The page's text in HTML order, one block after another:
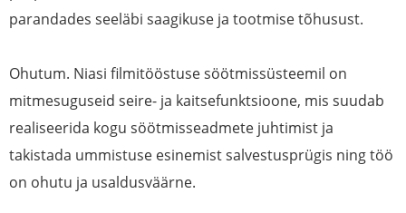
parandades seeläbi saagikuse ja tootmise tõhusust.
Ohutum. Niasi filmitööstuse söötmissüsteemil on
mitmesuguseid seire- ja kaitsefunktsioone, mis suudab
realiseerida kogu söötmisseadmete juhtimist ja
takistada ummistuse esinemist salvestusprügis ning töö
on ohutu ja usaldusväärne.